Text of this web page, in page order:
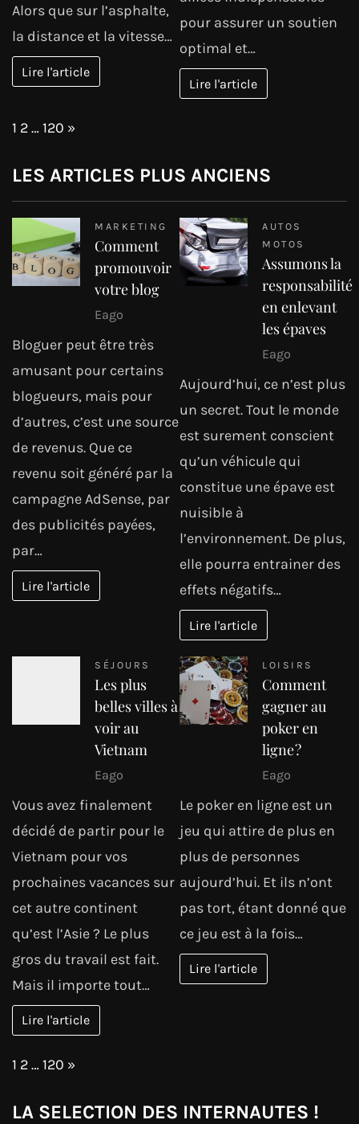
Alors que sur l’asphalte,
la distance et la vitesse…
Lire l'article
pour assurer un soutien
optimal et…
Lire l'article
Page:
1 2…120 Next
»
LES ARTICLES PLUS ANCIENS
MARKETING
Comment
promouvoir
votre blog
Eago
Bloguer peut être très
amusant pour certains
blogueurs, mais pour
d’autres, c’est une source
de revenus. Que ce
revenu soit généré par la
campagne AdSense, par
des publicités payées,
par…
Lire l'article
AUTOS
MOTOS
Assumons la
responsabilité
en enlevant
les épaves
Eago
Aujourd’hui, ce n’est plus
un secret. Tout le monde
est surement conscient
qu’un véhicule qui
constitue une épave est
nuisible à
l’environnement. De plus,
elle pourra entrainer des
effets négatifs…
Lire l'article
SÉJOURS
Les plus
belles villes à
voir au
Vietnam
Eago
Vous avez finalement
décidé de partir pour le
Vietnam pour vos
prochaines vacances sur
cet autre continent
qu’est l’Asie ? Le plus
gros du travail est fait.
Mais il importe tout…
Lire l'article
LOISIRS
Comment
gagner au
poker en
ligne ?
Eago
Le poker en ligne est un
jeu qui attire de plus en
plus de personnes
aujourd’hui. Et ils n’ont
pas tort, étant donné que
ce jeu est à la fois…
Lire l'article
Page:
1 2…120 Next
»
LA SELECTION DES INTERNAUTES !